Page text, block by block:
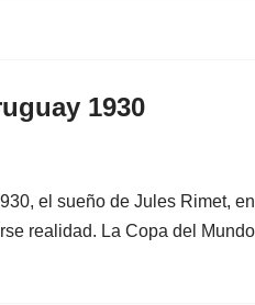
1930
el sueño de Jules Rimet,
realidad. La Copa del